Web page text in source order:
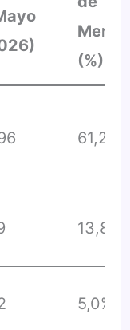
(%)
61,2%
13,8%
5,0%